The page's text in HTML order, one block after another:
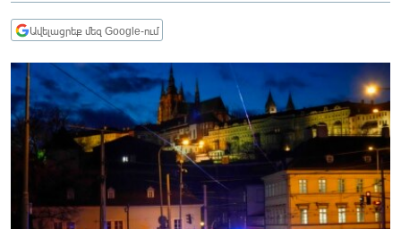
ՀԱՍԱՐԱԿՈՒԹՅՈՒՆ
ՂԱՐԱԲԱՂ
ՊԱՏԵՐԱԶՄԻ 6 ՇԱԲԱԹՆԵՐԸ
ՏԱՐԱԾԱՇՐՋԱՆ
ՄԻՋԱԶԳԱՅԻՆ
ՄՇԱԿՈՒՅԹ
Ավելացրեք մեզ Google-ում